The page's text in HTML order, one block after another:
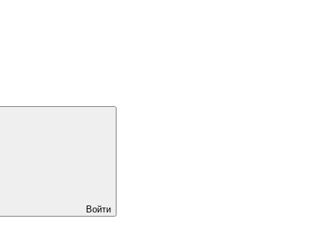
Войти